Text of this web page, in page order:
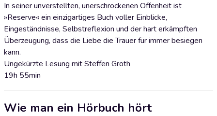
In seiner unverstellten, unerschrockenen Offenheit ist
»Reserve« ein einzigartiges Buch voller Einblicke,
Eingeständnisse, Selbstreflexion und der hart erkämpften
Überzeugung, dass die Liebe die Trauer für immer besiegen
kann.
Ungekürzte Lesung mit Steffen Groth
19h 55min
Wie man ein Hörbuch hört